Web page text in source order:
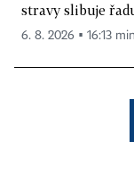
stravy slibuje
6. 8. 2026 ▪ 16:13